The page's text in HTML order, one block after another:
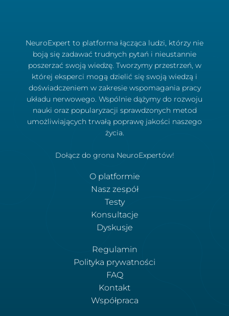
NeuroExpert to platforma łącząca ludzi, którzy nie
boją się zadawać trudnych pytań i nieustannie
poszerzać swoją wiedzę. Tworzymy przestrzeń, w
której eksperci mogą dzielić się swoją wiedzą i
doświadczeniem w zakresie wspomagania pracy
układu nerwowego. Wspólnie dążymy do rozwoju
nauki oraz popularyzacji sprawdzonych metod
umożliwiających trwałą poprawę jakości naszego
życia.
Dołącz do grona NeuroExpertów!
O platformie
Nasz zespół
Testy
Konsultacje
Dyskusje
Regulamin
Polityka prywatności
FAQ
Kontakt
Współpraca